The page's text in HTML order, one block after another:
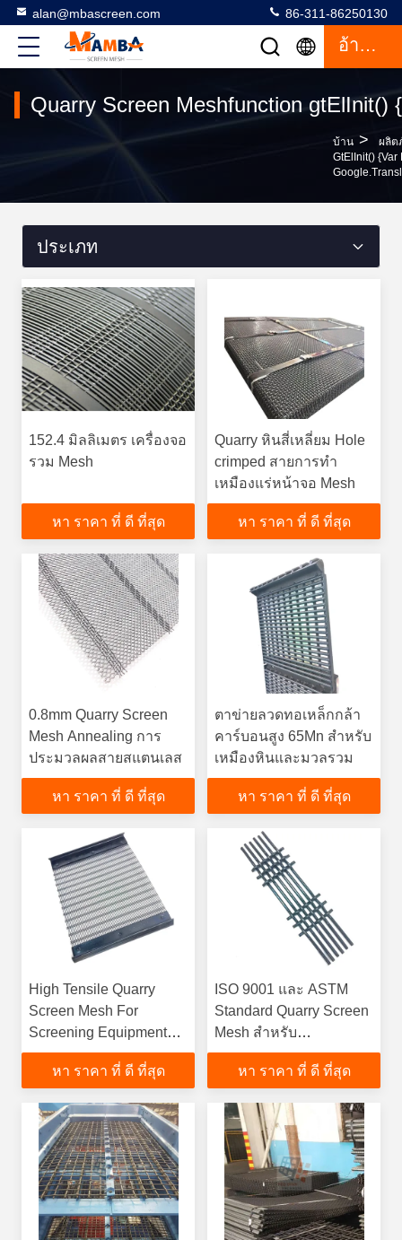
alan@mbascreen.com 86-311-86250130
อ้างอิง
Quarry Screen Meshfunction gtElInit()
บ้าน >
ผลิ
GtElInit() {var
ประเภท
152.4 มิลลิเมตร เครื่องจอ
รวม Mesh
หา ราคา ที่ ดี ที่สุด
Quarry หินสี่เหลี่ยม Hole
crimped สายการทํา
เหมืองแร่หน้าจอ Mesh
หา ราคา ที่ ดี ที่สุด
0.8mm Quarry Screen
Mesh Annealing การ
ประมวลผลสายสแตนเลส
หา ราคา ที่ ดี ที่สุด
ตาข่ายลวดทอเหล็กกล้า
คาร์บอนสูง 65Mn สำหรับ
เหมืองหินและมวลรวม
หา ราคา ที่ ดี ที่สุด
High Tensile Quarry
Screen Mesh For
Screening Equipment
Easy Install
หา ราคา ที่ ดี ที่สุด
ISO 9001 และ ASTM
Standard Quarry Screen
Mesh สำหรับ
อุตสาหกรรมเหมืองแร่
และเหมืองหิน
หา ราคา ที่ ดี ที่สุด